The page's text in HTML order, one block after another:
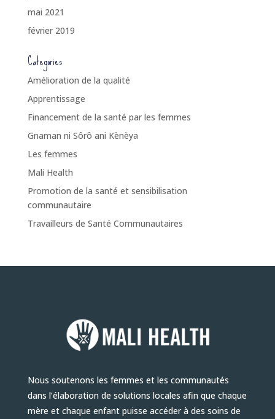
mai 2021
février 2019
Categories
Amélioration de la qualité
Apprentissage
Financement de la santé par les femmes
Gnaman ni Sôrô ani Kènèya
Les femmes
Mali Health
Promotion de la santé et sensibilisation
communautaire
Travailleurs de Santé Communautaires
Nous soutenons les femmes et les communautés
dans l’élaboration de solutions locales afin que chaque
mère et chaque enfant puisse accéder à des soins de